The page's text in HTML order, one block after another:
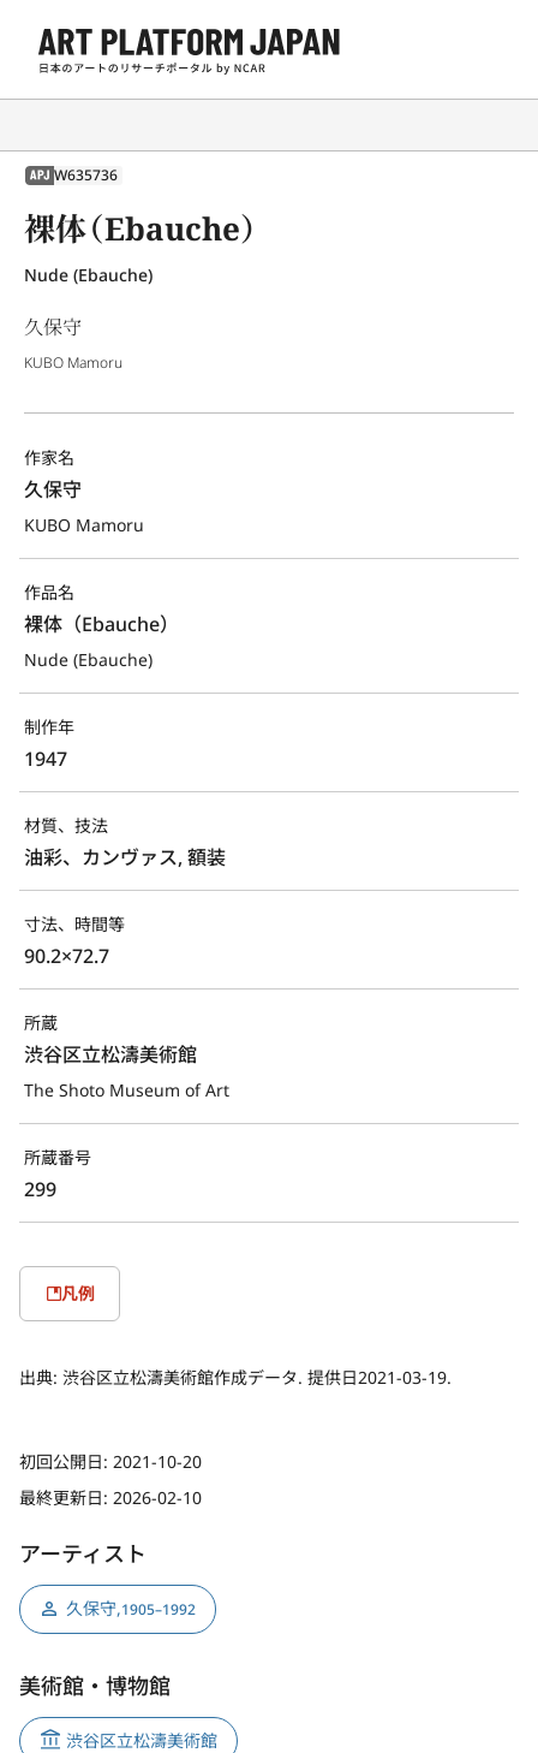
APJ W635736
裸体（Ebauche）
Nude (Ebauche)
久保守
KUBO Mamoru
作家名
久保守
KUBO Mamoru
作品名
裸体（Ebauche）
Nude (Ebauche)
制作年
1947
材質、技法
油彩、カンヴァス, 額装
寸法、時間等
90.2×72.7
所蔵
渋谷区立松濤美術館
The Shoto Museum of Art
所蔵番号
299
凡例
出典: 渋谷区立松濤美術館作成データ. 提供日2021-03-19.
初回公開日: 2021-10-20
最終更新日: 2026-02-10
アーティスト
久保守,1905–1992
美術館・博物館
渋谷区立松濤美術館